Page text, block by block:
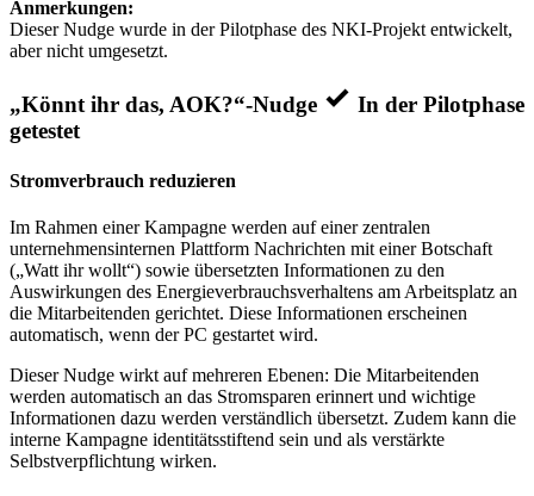
Anmerkungen:
Dieser Nudge wurde in der Pilotphase des NKI-Projekt entwickelt,
aber nicht umgesetzt.
„Könnt ihr das, AOK?“-Nudge
In der Pilotphase
getestet
Stromverbrauch reduzieren
Im Rahmen einer Kampagne werden auf einer zentralen
unternehmensinternen Plattform Nachrichten mit einer Botschaft
(„Watt ihr wollt“) sowie übersetzten Informationen zu den
Auswirkungen des Energieverbrauchsverhaltens am Arbeitsplatz an
die Mitarbeitenden gerichtet. Diese Informationen erscheinen
automatisch, wenn der PC gestartet wird.
Dieser Nudge wirkt auf mehreren Ebenen: Die Mitarbeitenden
werden automatisch an das Stromsparen erinnert und wichtige
Informationen dazu werden verständlich übersetzt. Zudem kann die
interne Kampagne identitätsstiftend sein und als verstärkte
Selbstverpflichtung wirken.